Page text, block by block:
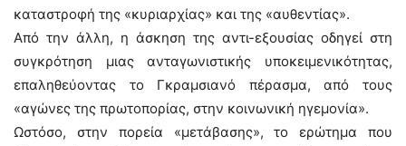
καταστροφή της «κυριαρχίας» και της «αυθεντίας».
Από την άλλη, η άσκηση της αντι-εξουσίας οδηγεί στη
συγκρότηση μιας ανταγωνιστικής υποκειμενικότητας,
επαληθεύοντας το Γκραμσιανό πέρασμα, από τους
«αγώνες της πρωτοπορίας, στην κοινωνική ηγεμονία».
Ωστόσο, στην πορεία «μετάβασης», το ερώτημα που